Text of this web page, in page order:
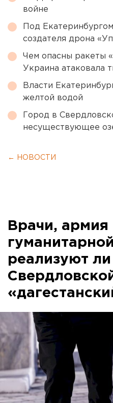
войне
Под
создателя дрона
Чем опасны ракеты
Украина атаковала
Власти
желтой водой
Город в
несуществующее
← НОВОСТИ
Врачи, армия
реализуют ли